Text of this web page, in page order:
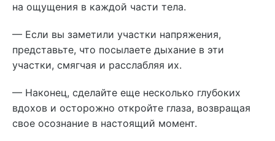
на ощущения в каждой части тела.
— Если вы заметили участки напряжения,
представьте, что посылаете дыхание в эти
участки, смягчая и расслабляя их.
— Наконец, сделайте еще несколько глубоких
вдохов и осторожно откройте глаза, возвращая
свое осознание в настоящий момент.